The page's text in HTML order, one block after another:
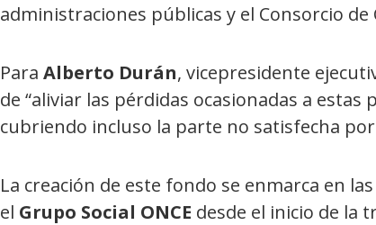
administraciones públicas y el Consorcio
Para Alberto Durán, vicepresidente
de “aliviar las pérdidas ocasionadas a
cubriendo incluso la parte no satisfecha por
La creación de este fondo se enmarca en
el Grupo Social ONCE desde el inicio de la